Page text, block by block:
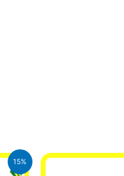
15%